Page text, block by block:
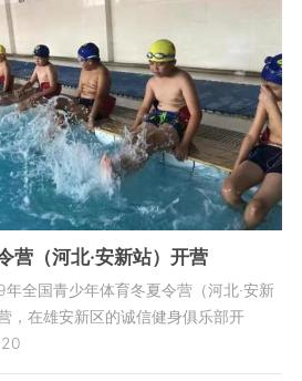
营（河北·安新站）开营
全国青少年体育冬夏令营（河北·安新
，在雄安新区的诚信健身俱乐部开